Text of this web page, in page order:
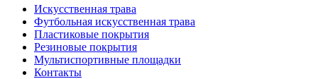
Искусственная трава
Футбольная искусственная трава
Пластиковые покрытия
Резиновые покрытия
Мультиспортивные площадки
Контакты